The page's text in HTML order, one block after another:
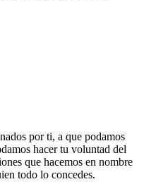
por ti, a que podamos
hacer tu voluntad del
que hacemos en nombre
todo lo concedes.